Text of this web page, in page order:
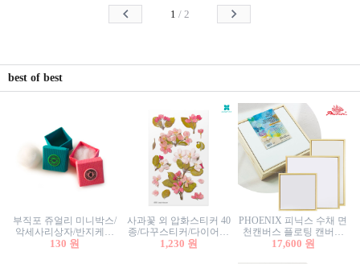
칼라색지/고급복사지
1 / 2
best of best
부직포 쥬얼리 미니박스/
악세사리상자/반지케이
스/반지상자/귀걸이상자/
130 원
사과꽃 외 압화스티커 40
종/다꾸스티커/다이어리
꾸미기/꽃스티커/자연물
1,230 원
PHOENIX 피닉스 수채 면
천캔버스 플로팅 캔버스
프레임세트 30x30cm/액자
17,600 원